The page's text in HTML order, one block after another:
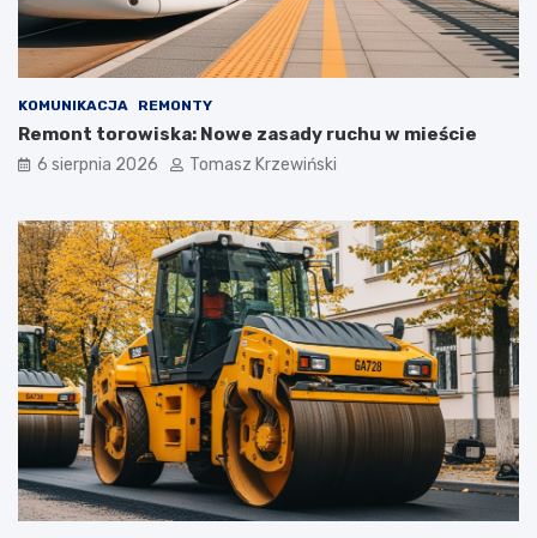
KOMUNIKACJA REMONTY
Remont torowiska: Nowe zasady ruchu w mieście
6 sierpnia 2026 Tomasz Krzewiński